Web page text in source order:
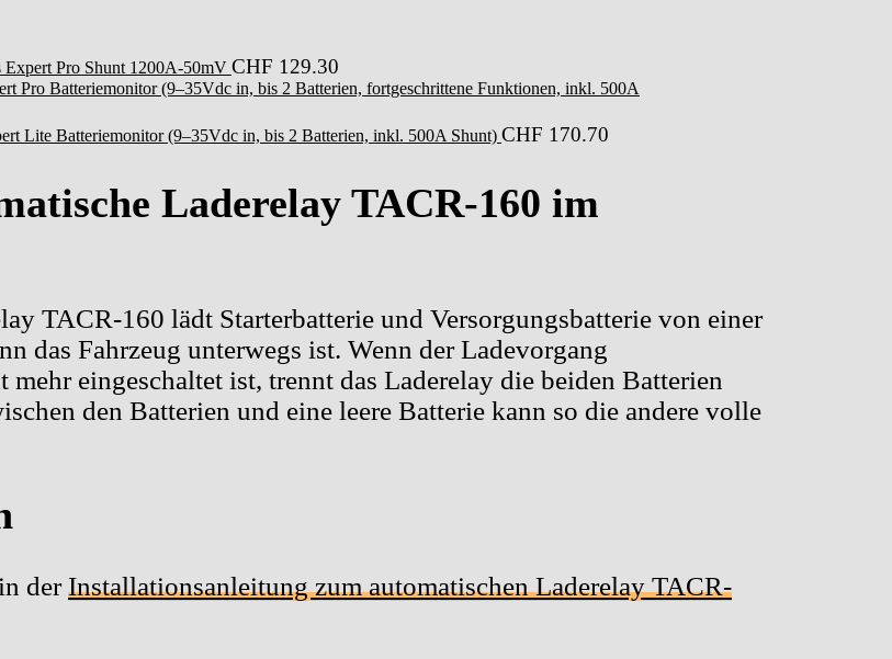
Expert Pro Shunt 1200A-50mV CHF 129.30
Pro Batteriemonitor (9–35Vdc in, bis 2 Batterien, fortgeschrittene Funktionen, inkl. 500A
Lite Batteriemonitor (9–35Vdc in, bis 2 Batterien, inkl. 500A Shunt) CHF 170.70
Laderelay TACR-160 im
TACR-160 lädt Starterbatterie und Versorgungsbatterie von einer
das Fahrzeug unterwegs ist. Wenn der Ladevorgang
mehr eingeschaltet ist, trennt das Laderelay die beiden Batterien
den Batterien und eine leere Batterie kann so die andere volle
derInstallationsanleitung zum automatischen Laderelay TACR-